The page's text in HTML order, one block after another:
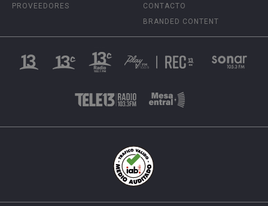
PROVEEDORES
CONTACTO
BRANDED CONTENT